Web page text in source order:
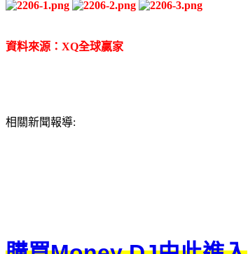
資料來源：XQ全球贏家
相關新聞報導: